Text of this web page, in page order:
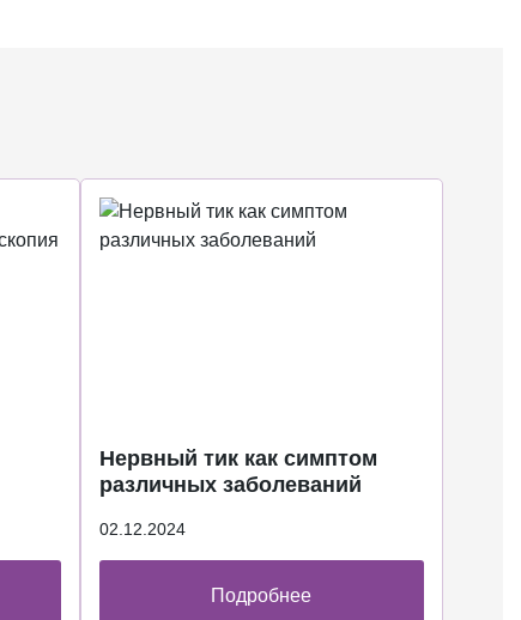
Нервный тик как симптом
различных заболеваний
02.12.2024
Подробнее